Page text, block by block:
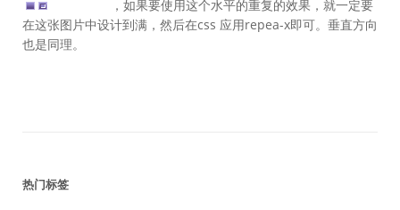
，如果要使用这个水平的重复的效果，就一定要
在这张图片中设计到满，然后在css 应用repea-x即可。垂直方向
也是同理。
热门标签